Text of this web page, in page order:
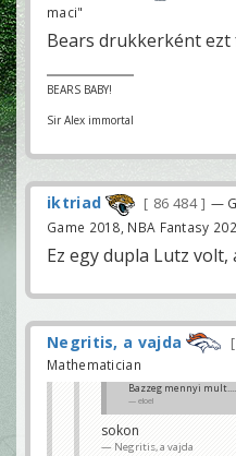
maci"
Bears drukkerként
BEARS BABY!
Sir Alex immortal
iktriad 86 484
—
Game 2018, NBA Fantasy
Ez egy dupla Lutz volt,
Negritis, a vajda
Mathematician
Bazzeg mennyi mult....
eloel
sokon
Negritis, a vajda